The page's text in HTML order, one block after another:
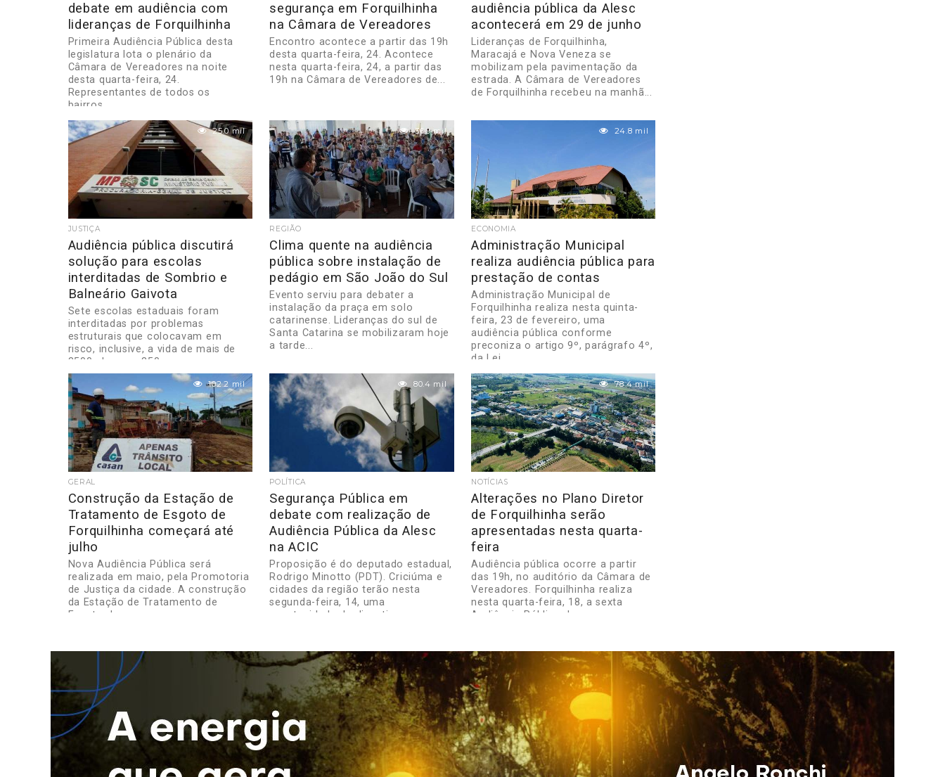
debate em audiência com
lideranças de Forquilhinha
Primeira Audiência Pública desta
legislatura lota o plenário da
Câmara de Vereadores na noite
desta quarta-feira, 24.
Representantes de todos os
bairros...
segurança em Forquilhinha
na Câmara de Vereadores
Encontro acontece a partir das 19h
desta quarta-feira, 24. Acontece
nesta quarta-feira, 24, a partir das
19h na Câmara de Vereadores de...
audiência pública da Alesc
acontecerá em 29 de junho
Lideranças de Forquilhinha,
Maracajá e Nova Veneza se
mobilizam pela pavimentação da
estrada. A Câmara de Vereadores
de Forquilhinha recebeu na manhã...
25.0 mil
JUSTIÇA
Audiência pública discutirá
solução para escolas
interditadas de Sombrio e
Balneário Gaivota
Sete escolas estaduais foram
interditadas por problemas
estruturais que colocavam em
risco, inclusive, a vida de mais de
3500 alunos e 350...
36.9 mil
REGIÃO
Clima quente na audiência
pública sobre instalação de
pedágio em São João do Sul
Evento serviu para debater a
instalação da praça em solo
catarinense. Lideranças do sul de
Santa Catarina se mobilizaram hoje
a tarde...
24.8 mil
ECONOMIA
Administração Municipal
realiza audiência pública para
prestação de contas
Administração Municipal de
Forquilhinha realiza nesta quinta-
feira, 23 de fevereiro, uma
audiência pública conforme
preconiza o artigo 9º, parágrafo 4º,
da Lei...
102.2 mil
GERAL
Construção da Estação de
Tratamento de Esgoto de
Forquilhinha começará até
julho
Nova Audiência Pública será
realizada em maio, pela Promotoria
de Justiça da cidade. A construção
da Estação de Tratamento de
Esgoto de...
80.4 mil
POLÍTICA
Segurança Pública em
debate com realização de
Audiência Pública da Alesc
na ACIC
Proposição é do deputado estadual,
Rodrigo Minotto (PDT). Criciúma e
cidades da região terão nesta
segunda-feira, 14, uma
oportunidade de discutir e...
78.4 mil
NOTÍCIAS
Alterações no Plano Diretor
de Forquilhinha serão
apresentadas nesta quarta-
feira
Audiência pública ocorre a partir
das 19h, no auditório da Câmara de
Vereadores. Forquilhinha realiza
nesta quarta-feira, 18, a sexta
Audiência Pública do...